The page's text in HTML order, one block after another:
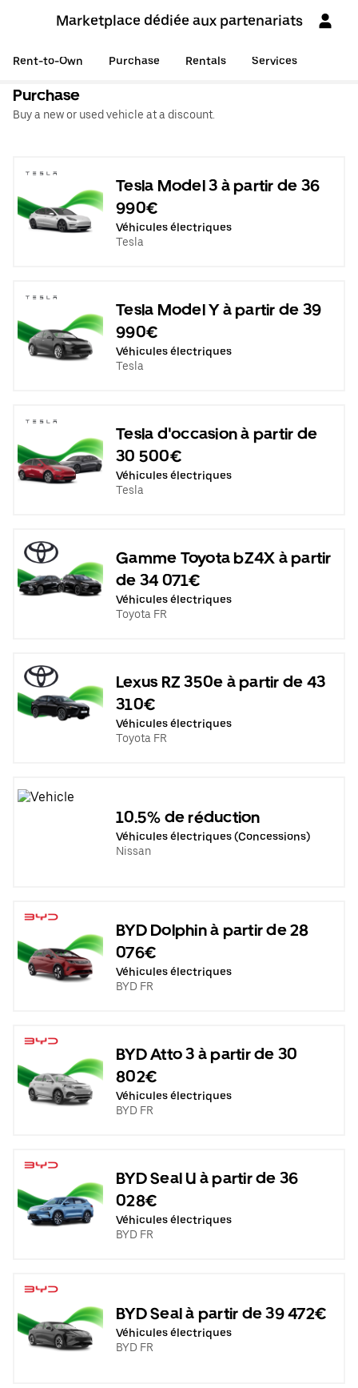
Marketplace dédiée aux partenariats
Rent-to-Own Purchase Rentals Services
Purchase
Buy a new or used vehicle at a discount.
Tesla Model 3 à partir de 36
990€
Véhicules électriques
Tesla
Tesla Model Y à partir de 39
990€
Véhicules électriques
Tesla
Tesla d'occasion à partir de
30 500€
Véhicules électriques
Tesla
Gamme Toyota bZ4X à partir
de 34 071€
Véhicules électriques
Toyota FR
Lexus RZ 350e à partir de 43
310€
Véhicules électriques
Toyota FR
10.5% de réduction
Véhicules électriques (Concessions)
Nissan
BYD Dolphin à partir de 28
076€
Véhicules électriques
BYD FR
BYD Atto 3 à partir de 30
802€
Véhicules électriques
BYD FR
BYD Seal U à partir de 36
028€
Véhicules électriques
BYD FR
BYD Seal à partir de 39 472€
Véhicules électriques
BYD FR